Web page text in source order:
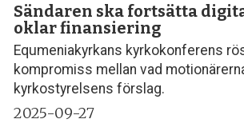
Sändaren ska fortsätta
oklar finansiering
Equmeniakyrkans kyrkokonferens
kompromiss mellan vad
kyrkostyrelsens förslag.
2025-09-27